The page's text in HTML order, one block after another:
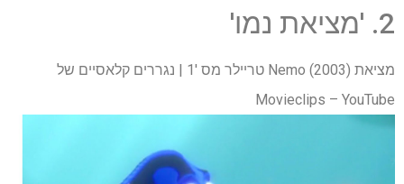
2. 'מציאת נמו'
מציאת Nemo (2003) טריילר מס '1 | נגררים קלאסיים של
Movieclips – YouTube